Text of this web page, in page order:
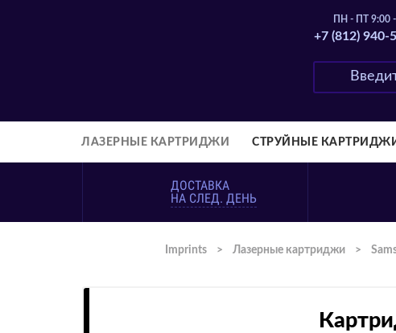
ПН - ПТ 9:00
+7 (812) 940-
ЛАЗЕРНЫЕ КАРТРИДЖИ СТРУЙНЫЕ
ДОСТАВКА
НА СЛЕД. ДЕНЬ
Imprints > Лазерные картриджи >